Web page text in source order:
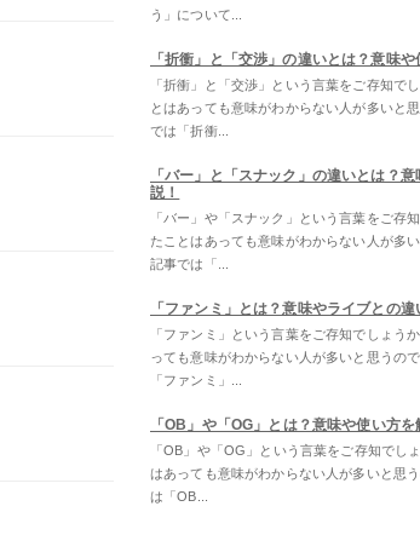
う」について...
「折衝」と「交渉」の違いとは？意味や
「折衝」と「交渉」という言葉をご存知で
とはあっても意味がわからない人が多いと
では「折衝...
「バー」と「スナック」の違いとは？
説！
「バー」や「スナック」という言葉をご存
たことはあっても意味がわからない人が多
記事では「...
「ファンミ」とは？意味やライブとの違
「ファンミ」という言葉をご存知でしょう
っても意味がわからない人が多いと思うの
「ファンミ」...
「OB」や「OG」とは？意味や使い方を
「OB」や「OG」という言葉をご存知でし
はあっても意味がわからない人が多いと思
は「OB...